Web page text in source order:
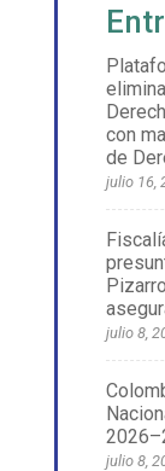
con
de
julio 16,
julio 8,
julio 8,